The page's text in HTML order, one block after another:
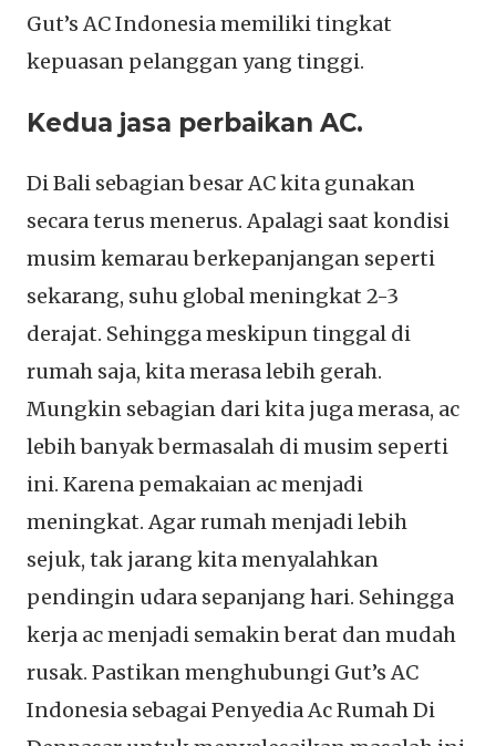
Gut’s AC Indonesia memiliki tingkat
kepuasan pelanggan yang tinggi.
Kedua jasa perbaikan AC.
Di Bali sebagian besar AC kita gunakan
secara terus menerus. Apalagi saat kondisi
musim kemarau berkepanjangan seperti
sekarang, suhu global meningkat 2-3
derajat. Sehingga meskipun tinggal di
rumah saja, kita merasa lebih gerah.
Mungkin sebagian dari kita juga merasa, ac
lebih banyak bermasalah di musim seperti
ini. Karena pemakaian ac menjadi
meningkat. Agar rumah menjadi lebih
sejuk, tak jarang kita menyalahkan
pendingin udara sepanjang hari. Sehingga
kerja ac menjadi semakin berat dan mudah
rusak. Pastikan menghubungi Gut’s AC
Indonesia sebagai Penyedia Ac Rumah Di